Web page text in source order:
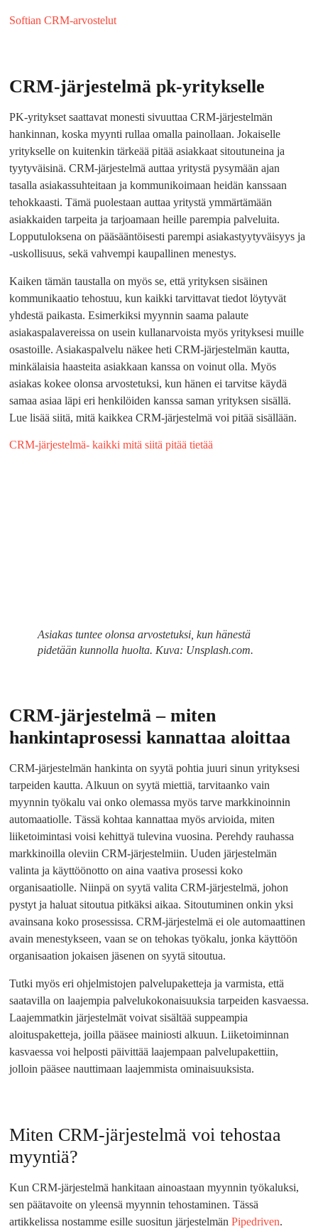
Softian CRM-arvostelut
CRM-järjestelmä pk-yritykselle
PK-yritykset saattavat monesti sivuuttaa CRM-järjestelmän
hankinnan, koska myynti rullaa omalla painollaan. Jokaiselle
yritykselle on kuitenkin tärkeää pitää asiakkaat sitoutuneina ja
tyytyväisinä. CRM-järjestelmä auttaa yritystä pysymään ajan
tasalla asiakassuhteitaan ja kommunikoimaan heidän kanssaan
tehokkaasti. Tämä puolestaan auttaa yritystä ymmärtämään
asiakkaiden tarpeita ja tarjoamaan heille parempia palveluita.
Lopputuloksena on pääsääntöisesti parempi asiakastyytyväisyys ja
-uskollisuus, sekä vahvempi kaupallinen menestys.
Kaiken tämän taustalla on myös se, että yrityksen sisäinen
kommunikaatio tehostuu, kun kaikki tarvittavat tiedot löytyvät
yhdestä paikasta. Esimerkiksi myynnin saama palaute
asiakaspalavereissa on usein kullanarvoista myös yrityksesi muille
osastoille. Asiakaspalvelu näkee heti CRM-järjestelmän kautta,
minkälaisia haasteita asiakkaan kanssa on voinut olla. Myös
asiakas kokee olonsa arvostetuksi, kun hänen ei tarvitse käydä
samaa asiaa läpi eri henkilöiden kanssa saman yrityksen sisällä.
Lue lisää siitä, mitä kaikkea CRM-järjestelmä voi pitää sisällään.
CRM-järjestelmä- kaikki mitä siitä pitää tietää
Asiakas tuntee olonsa arvostetuksi, kun hänestä
pidetään kunnolla huolta. Kuva: Unsplash.com.
CRM-järjestelmä – miten
hankintaprosessi kannattaa aloittaa
CRM-järjestelmän hankinta on syytä pohtia juuri sinun yrityksesi
tarpeiden kautta. Alkuun on syytä miettiä, tarvitaanko vain
myynnin työkalu vai onko olemassa myös tarve markkinoinnin
automaatiolle. Tässä kohtaa kannattaa myös arvioida, miten
liiketoimintasi voisi kehittyä tulevina vuosina. Perehdy rauhassa
markkinoilla oleviin CRM-järjestelmiin. Uuden järjestelmän
valinta ja käyttöönotto on aina vaativa prosessi koko
organisaatiolle. Niinpä on syytä valita CRM-järjestelmä, johon
pystyt ja haluat sitoutua pitkäksi aikaa. Sitoutuminen onkin yksi
avainsana koko prosessissa. CRM-järjestelmä ei ole automaattinen
avain menestykseen, vaan se on tehokas työkalu, jonka käyttöön
organisaation jokaisen jäsenen on syytä sitoutua.
Tutki myös eri ohjelmistojen palvelupaketteja ja varmista, että
saatavilla on laajempia palvelukokonaisuuksia tarpeiden kasvaessa.
Laajemmatkin järjestelmät voivat sisältää suppeampia
aloituspaketteja, joilla pääsee mainiosti alkuun. Liiketoiminnan
kasvaessa voi helposti päivittää laajempaan palvelupakettiin,
jolloin pääsee nauttimaan laajemmista ominaisuuksista.
Miten CRM-järjestelmä voi tehostaa
myyntiä?
Kun CRM-järjestelmä hankitaan ainoastaan myynnin työkaluksi,
sen päätavoite on yleensä myynnin tehostaminen. Tässä
artikkelissa nostamme esille suositun järjestelmän Pipedriven.